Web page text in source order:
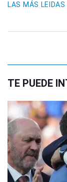
LAS MÁS LEIDAS
TE PUEDE